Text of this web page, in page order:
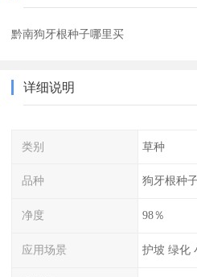
黔南狗牙根种子哪里买
详细说明
类别 草种
品种 狗牙根种
净度 98％
应用场景 护坡 绿化